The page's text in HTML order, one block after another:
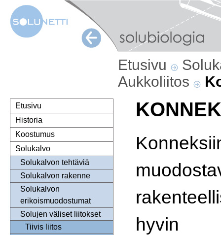
Etusivu
Aukkoliitos
Etusivu
Historia
Koostumus
Solukalvo
Solukalvon tehtäviä
Solukalvon rakenne
Solukalvon
erikoismuodostumat
Solujen väliset liitokset
Tiivis liitos
hyvin